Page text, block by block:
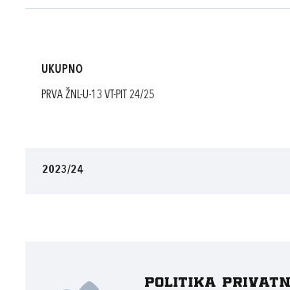
UKUPNO
PRVA ŽNL-U-13 VT-PIT 24/25
2023/24
Politika